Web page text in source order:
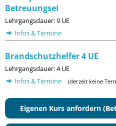
Betreuungsei
Lehrgangsdauer: 9 UE
Infos & Termine
Brandschutzhelfer 4 UE
Lehrgangsdauer: 4 UE
Infos & Termine
(derzeit keine
Eigenen Kurs anfordern